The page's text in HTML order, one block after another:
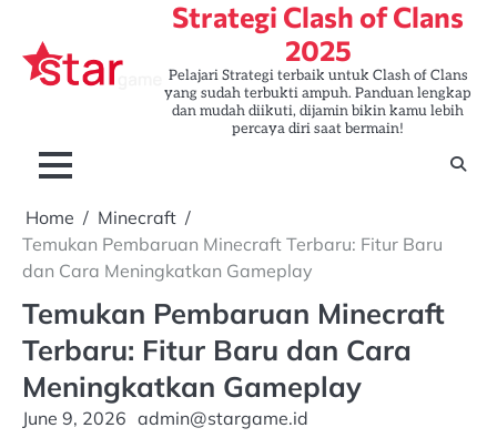
content
Strategi Clash of Clans
2025
Pelajari Strategi terbaik untuk Clash of Clans
yang sudah terbukti ampuh. Panduan lengkap
dan mudah diikuti, dijamin bikin kamu lebih
percaya diri saat bermain!
Home
Minecraft
Temukan Pembaruan Minecraft Terbaru: Fitur Baru
dan Cara Meningkatkan Gameplay
Temukan Pembaruan Minecraft
Terbaru: Fitur Baru dan Cara
Meningkatkan Gameplay
June 9, 2026 admin@stargame.id